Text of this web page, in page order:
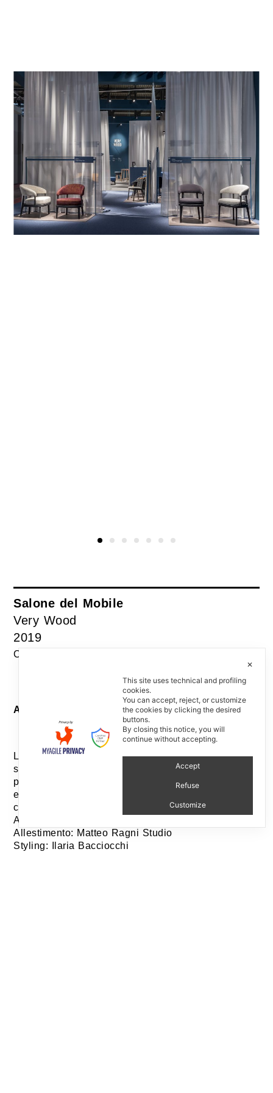
Salone del Mobile
Very Wood
2019
Con Chiara Moreschi
Allestimento / Trade fair stand design
Le nuove collezioni vengono presentate in una
scenografia caratterizzata da tonalità blu con
partizioni tessili che rendolo lo spazio più osmotico
e leggero, nel rispetto della vocazione 100%
contract dell’azienda.
Art Direction: Matteo Ragni
Allestimento: Matteo Ragni Studio
Styling: Ilaria Bacciocchi
✕
This site uses technical and profiling
cookies.
You can accept, reject, or customize
the cookies by clicking the desired
buttons.
By closing this notice, you will
continue without accepting.
Accept
Refuse
Customize